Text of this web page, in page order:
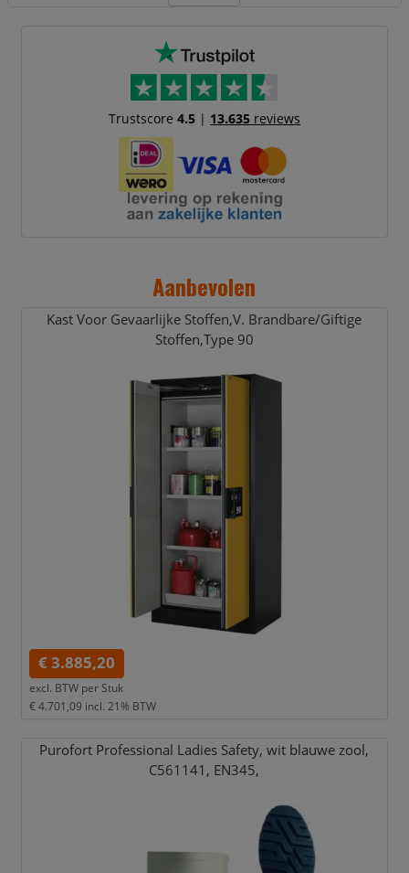
Trustscore 4.5| 13.635reviews
Aanbevolen
Kast Voor Gevaarlijke Stoffen,V. Brandbare/Giftige
Stoffen,Type 90
€ 3.885,20
excl. BTW per Stuk
€ 4.701,09 incl. 21% BTW
Purofort Professional Ladies Safety, wit blauwe zool,
C561141, EN345,